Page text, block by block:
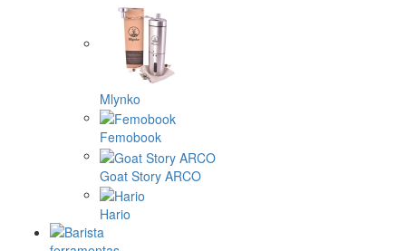
Mlynko
Femobook
Goat Story ARCO
Hario